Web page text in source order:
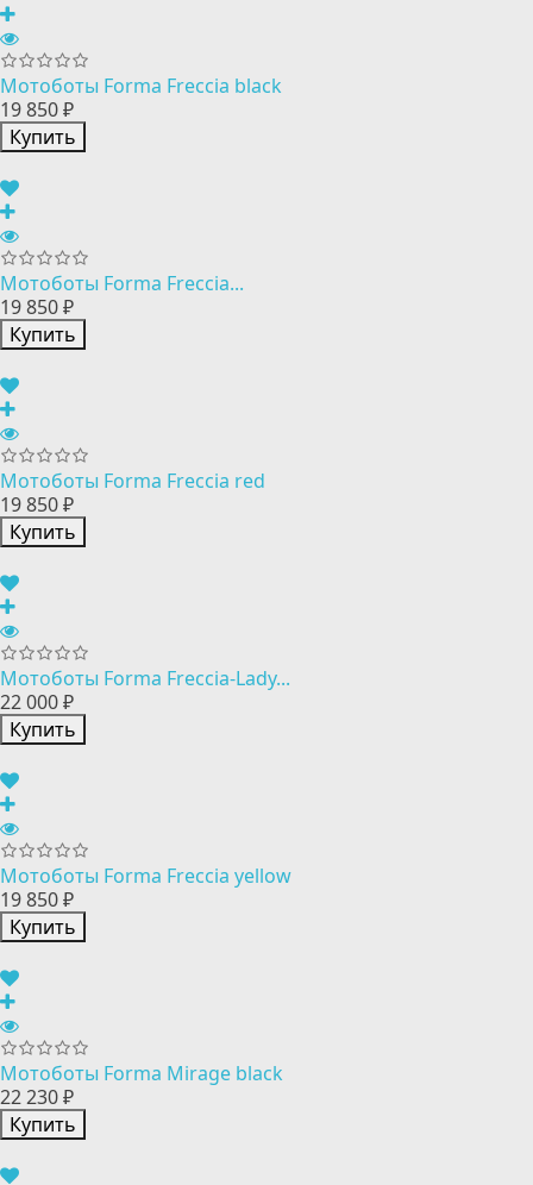
Мотоботы Forma Freccia black
19 850 ₽
Купить
Мотоботы Forma Freccia...
19 850 ₽
Купить
Мотоботы Forma Freccia red
19 850 ₽
Купить
Мотоботы Forma Freccia-Lady...
22 000 ₽
Купить
Мотоботы Forma Freccia yellow
19 850 ₽
Купить
Мотоботы Forma Mirage black
22 230 ₽
Купить